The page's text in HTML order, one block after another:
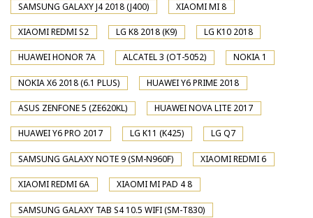
SAMSUNG GALAXY J4 2018 (J400) XIAOMI MI 8
XIAOMI REDMI S2 LG K8 2018 (K9) LG K10 2018
HUAWEI HONOR 7A ALCATEL 3 (OT-5052) NOKIA 1
NOKIA X6 2018 (6.1 PLUS) HUAWEI Y6 PRIME 2018
ASUS ZENFONE 5 (ZE620KL) HUAWEI NOVA LITE 2017
HUAWEI Y6 PRO 2017 LG K11 (K425) LG Q7
SAMSUNG GALAXY NOTE 9 (SM-N960F) XIAOMI REDMI 6
XIAOMI REDMI 6A XIAOMI MI PAD 4 8
SAMSUNG GALAXY TAB S4 10.5 WIFI (SM-T830)